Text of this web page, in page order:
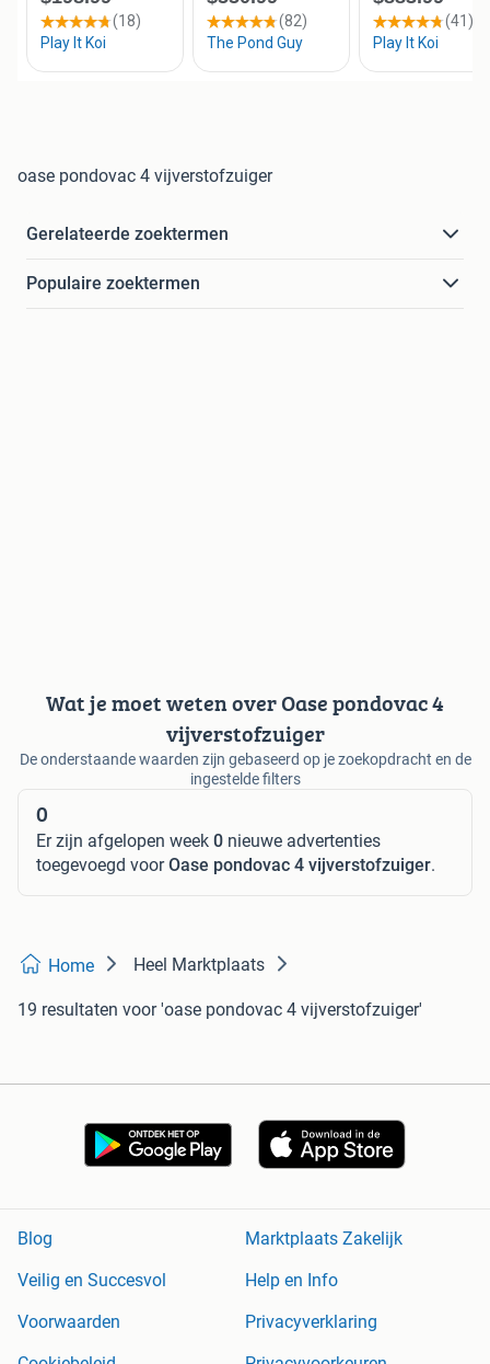
oase pondovac 4 vijverstofzuiger
Gerelateerde zoektermen
Populaire zoektermen
Wat je moet weten over Oase pondovac 4
vijverstofzuiger
De onderstaande waarden zijn gebaseerd op je zoekopdracht en de
ingestelde filters
0
Er zijn afgelopen week 0 nieuwe advertenties
toegevoegd voorOase pondovac 4 vijverstofzuiger.
Home Heel Marktplaats
19 resultaten voor 'oase pondovac 4 vijverstofzuiger'
Blog
Marktplaats Zakelijk
Veilig en Succesvol
Help en Info
Voorwaarden
Privacyverklaring